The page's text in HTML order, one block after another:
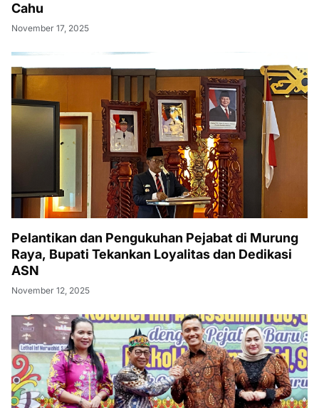
Cahu
November 17, 2025
Pelantikan dan Pengukuhan Pejabat di Murung
Raya, Bupati Tekankan Loyalitas dan Dedikasi
ASN
November 12, 2025